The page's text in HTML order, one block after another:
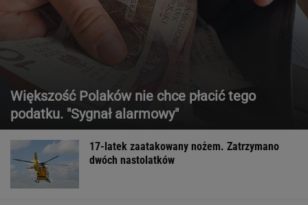
Większość Polaków nie chce płacić tego
podatku. "Sygnał alarmowy"
17-latek zaatakowany nożem. Zatrzymano
dwóch nastolatków